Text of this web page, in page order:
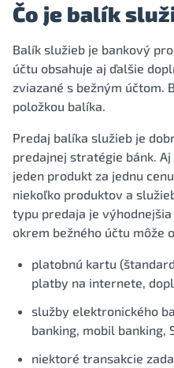
Čo je balík
Balík služieb je bankový
účtu obsahuje aj ďalšie
zviazané s bežným účtom.
položkou balíka.
Predaj balíka služieb je
predajnej stratégie bánk.
jeden produkt za jednu
niekoľko produktov a
typu predaja je
okrem bežného účtu môže
platobnú kartu
platby na internete,
služby elektronického
banking, mobil banking,
niektoré transakcie